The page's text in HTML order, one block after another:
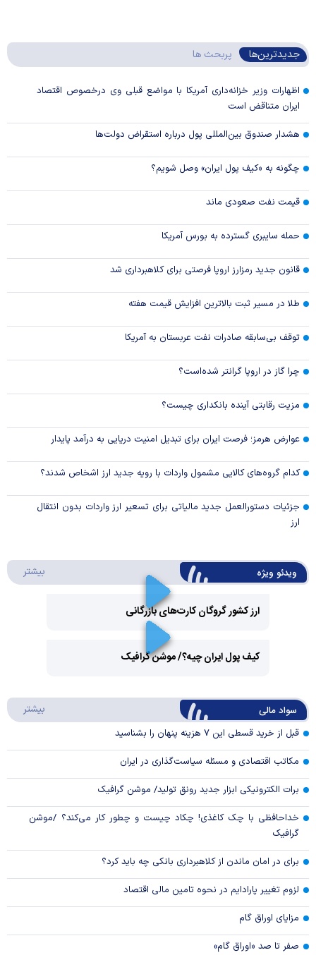
جدیدترین‌ها پربحث ها
اظهارات وزیر خزانه‌داری آمریکا با مواضع قبلی وی درخصوص اقتصاد
ایران متناقض است
هشدار صندوق بین‌المللی پول درباره استقراض دولت‌ها
چگونه به «کیف پول ایران» وصل شویم؟
قیمت نفت صعودی ماند
حمله سایبری گسترده به بورس آمریکا
قانون جدید رمزارز اروپا فرصتی برای کلاهبرداری شد
طلا در مسیر ثبت بالاترین افزایش قیمت هفته
توقف بی‌سابقه صادرات نفت عربستان به آمریکا
چرا گاز در اروپا گرانتر شده‌است؟
مزیت رقابتی آینده بانکداری چیست؟
عوارض هرمز؛ فرصت ایران برای تبدیل امنیت دریایی به درآمد پایدار
کدام گروه‌های کالایی مشمول واردات با رویه جدید ارز اشخاص شدند؟
جزئیات دستورالعمل جدید مالیاتی برای تسعیر ارز واردات بدون انتقال
ارز
ویدئو ویژه بیشتر
ارز کشور گروگان کارت‌های بازرگانی
Video
کیف پول ایران چیه؟/ موشن گرافیک
سواد مالی بیشتر
قبل از خرید قسطی این ۷ هزینه پنهان را بشناسید
مکاتب اقتصادی و مسئله سیاست‌گذاری در ایران
برات الکترونیکی ابزار جدید رونق تولید/ موشن گرافیک
خداحافظی با چک کاغذی! چکاد چیست و چطور کار می‌کند؟ /موشن
گرافیک
برای در امان ماندن از کلاهبرداری بانکی چه باید کرد؟
لزوم تغییر پارادایم در نحوه تامین مالی اقتصاد
مزایای اوراق گام
صفر تا صد «اوراق گام»